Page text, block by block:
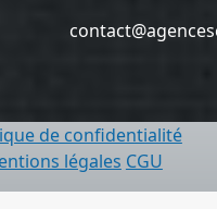
de confidentialité
légales CGU